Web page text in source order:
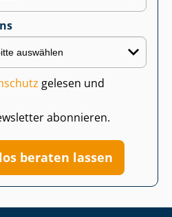
gelesen und
abonnieren.
beraten lassen